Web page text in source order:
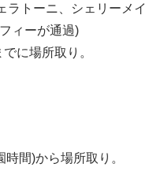
トーニ、シェリーメイ
ィーが通過)
に場所取り。
間)から場所取り。